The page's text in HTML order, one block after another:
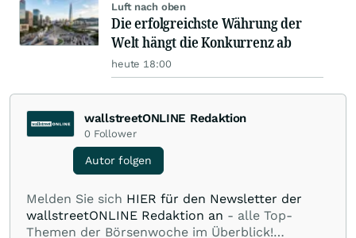
Luft nach oben
Die erfolgreichste Währung der
Welt hängt die Konkurrenz ab
heute 18:00
wallstreetONLINE Redaktion
0 Follower
Autor folgen
Melden Sie sich HIER für den Newsletter der
wallstreetONLINE Redaktion an - alle Top-
Themen der Börsenwoche im Überblick!